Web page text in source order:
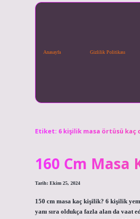
Anasayfa Gizlilik Politikası
Etiket: 6 kişilik masa örtüsü kaç
160 Cm Masa
Tarih: Ekim 25, 2024
150 cm masa kaç kişilik? 6 kişilik
yanı sıra oldukça fazla alan da vaat